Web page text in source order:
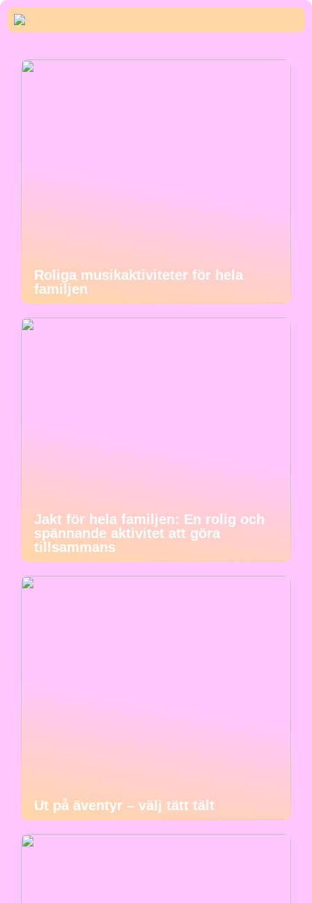
Roliga musikaktiviteter för hela
familjen
Jakt för hela familjen: En rolig och
spännande aktivitet att göra
tillsammans
Ut på äventyr – välj tätt tält